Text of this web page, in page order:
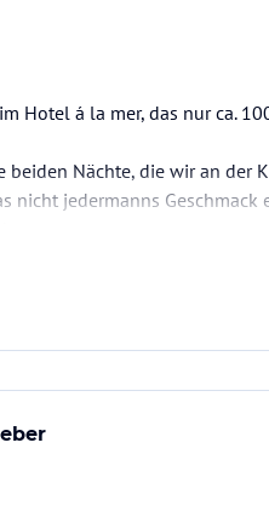
Hotel á la mer, das nur ca.
Nächte, die wir an der
nicht jedermanns Geschmack